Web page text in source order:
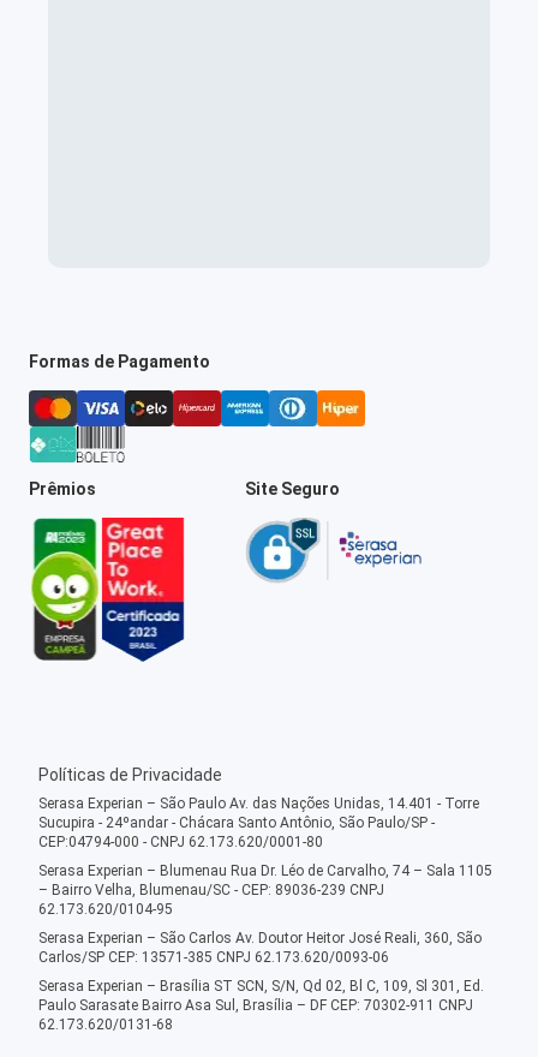
Formas de Pagamento
Prêmios Site Seguro
Políticas de Privacidade
Serasa Experian – São Paulo Av. das Nações Unidas, 14.401 - Torre
Sucupira - 24ºandar - Chácara Santo Antônio, São Paulo/SP -
CEP:04794-000 - CNPJ 62.173.620/0001-80
Serasa Experian – Blumenau Rua Dr. Léo de Carvalho, 74 – Sala 1105
– Bairro Velha, Blumenau/SC - CEP: 89036-239 CNPJ
62.173.620/0104-95
Serasa Experian – São Carlos Av. Doutor Heitor José Reali, 360, São
Carlos/SP CEP: 13571-385 CNPJ 62.173.620/0093-06
Serasa Experian – Brasília ST SCN, S/N, Qd 02, Bl C, 109, Sl 301, Ed.
Paulo Sarasate Bairro Asa Sul, Brasília – DF CEP: 70302-911 CNPJ
62.173.620/0131-68